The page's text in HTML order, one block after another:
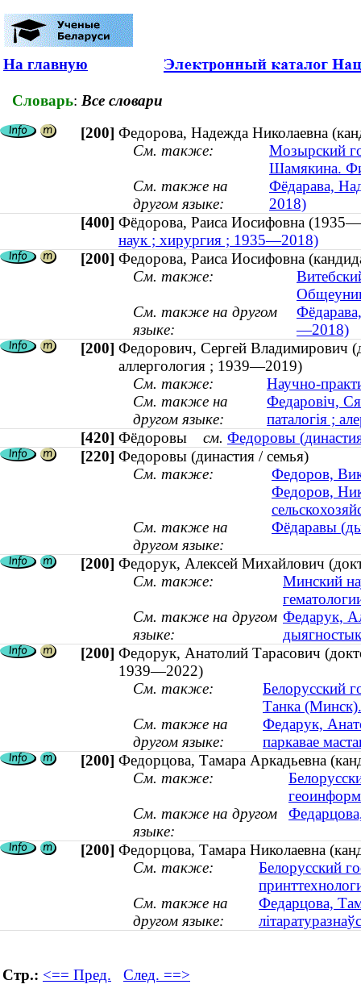
На главную
Словарь: Все словари
[200] Федорова, Надежда Николаевна
См. также:
Мозырский
Шамякина.
См. также на
другом языке:
Фёдарава,
2018)
[400] Фёдорова, Раиса Иосифовна
наук ; хирургия ; 1935—2018)
[200] Федорова, Раиса Иосифовна
См. также:
См. также на другом
языке:
—2018)
[200] Федорович, Сергей Владимирович
аллергология ; 1939—2019)
См. также:
Научно-
См. также на
другом языке:
Федаровіч,
паталогія ;
[420] Фёдоровы см. Федоровы
[220] Федоровы (династия / семья)
См. также:
Федоров,
Федоров,
См. также на
другом языке:
Фёдаравы
[200] Федорук, Алексей Михайлович
См. также:
Минский
См. также на другом
языке:
Федарук,
[200] Федорук, Анатолий Тарасович
1939—2022)
См. также:
Белорусский
Танка (Минск).
См. также на
другом языке:
Федарук,
паркавае
[200] Федорцова, Тамара Аркадьевна
См. также:
См. также на другом
языке:
[200] Федорцова, Тамара Николаевна
См. также:
Белорусский
См. также на
другом языке:
Федарцова,
Стр.: <== Пред. След. ==>